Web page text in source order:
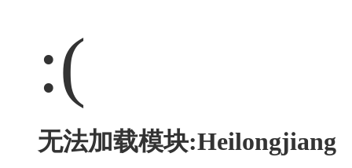
:(
无法加载模块:Heilongjiang